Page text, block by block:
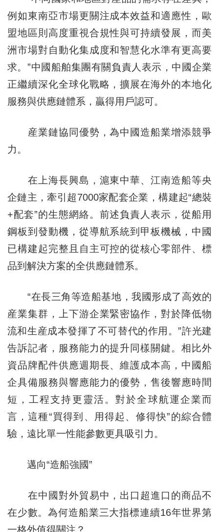
例如東南亞市場更關注成本效益和適應性，歐
盟地區則高度重視合規性與可持續發展，而美
洲市場對自動化集成度和智慧化水準有更高要
求。”中國船舶集團有關負責人表示，中國企業
正繼續深化全球化戰略，擴展在海外的本地化
服務與供應鏈體系，贏得用戶認可。
産業鏈協同優勢，為中國造船業增添競爭
力。
在上海長興島，滬東中華、江南造船等央
企鏈主，牽引超7000家配套企業，構建起“總裝
+配套”的生態網絡。前述負責人表示，從船用
鋼板到發動機，從導航系統到甲板機械，中國
已構建起完整且自主可控的從核心零部件、標
品到解決方案的全供應鏈體系。
“在長三角等造船基地，我國形成了高效的
産業集群，上下游企業緊密協作，對於降低物
流和生産成本發揮了不可替代的作用。”許光建
告訴記者，服務能力的提升同樣關鍵。相比外
資品牌配件供應週期長、維護成本高，中國船
企具備服務與響應能力的優勢，售後響應時間
短，工程支持更靈活。對於全球航運企業而
言，這種“買得到、用得起、修得快”的綜合體
驗，遠比單一性能參數更具吸引力。
邁向“造船強國”
在中國對外貿易中，出口超進口的商品不
在少數。為何造船業三大指標連續16年世界第
一格外值得關注？